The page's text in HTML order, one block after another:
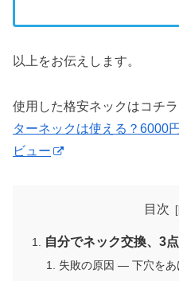
以上をお伝えします。
使用した格安ネックはコチ
ターネックは使える？6000
ビュー
目次
自分でネック交換、3
失敗の原因 ― 下穴をあ